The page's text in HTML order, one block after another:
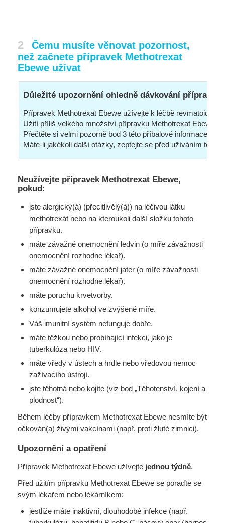
2
Čemu musíte věnovat pozornost,
než začnete přípravek Methotrexat
Ebewe užívat
Důležité upozornění ohledně dávkování
Přípravek Methotrexat Ebewe užívejte k léčbě revmatoidní
Užití příliš velkého množství přípravku Methotrexat Ebewe
Přečtěte si velmi pozorně bod 3 této příbalové informace.
Máte-li jakékoli další otázky, zeptejte se před užíváním
Neužívejte přípravek Methotrexat Ebewe,
pokud:
jste alergický(á) (přecitlivělý(á)) na léčivou látku
methotrexát nebo na kteroukoli další složku tohoto
přípravku.
máte závažné onemocnění ledvin (o míře závažnosti
onemocnění rozhodne lékař).
máte závažné onemocnění jater (o míře závažnosti
onemocnění rozhodne lékař).
máte poruchu krvetvorby.
konzumujete alkohol ve zvýšené míře.
Váš imunitní systém nefunguje dobře.
máte těžkou nebo probíhající infekci, jako je
tuberkulóza nebo HIV.
máte vředy v ústech a hrdle nebo vředovou nemoc
zažívacího ústrojí.
jste těhotná nebo kojíte (viz bod „Těhotenství, kojení a
plodnost“).
Během léčby přípravkem Methotrexat Ebewe nesmíte být
očkován(a) živými vakcínami (např. proti žluté zimnici).
Upozornění a opatření
Přípravek Methotrexat Ebewe užívejte jednou týdně.
Před užitím přípravku Methotrexat Ebewe se poraďte se
svým lékařem nebo lékárníkem:
jestliže máte inaktivní, dlouhodobé infekce (např.